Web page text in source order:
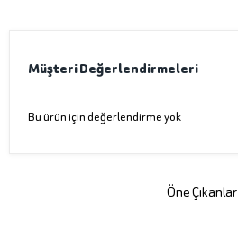
Müşteri Değerlendirmeleri
Bu ürün için değerlendirme yok
Öne Çıkanlar